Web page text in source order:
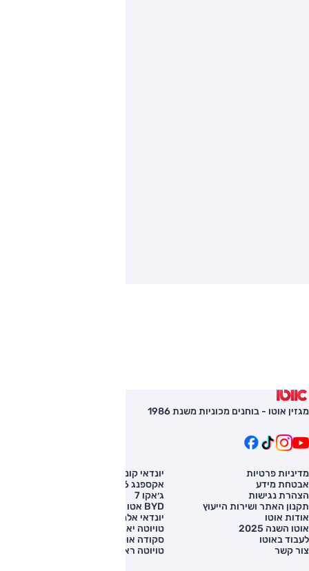
מגזין אוטו - בוחנים מכוניות משנת 1986
מדיניות פרטיות
אבטחת מידע
הצהרת נגישות
תקנון האתר ושירות הייעוץ
אודות אוטו
אוטו השנה 2025
לעבוד באוטו
צור קשר
יונדאי קונה
אקספנג G6
ג׳אקו 7
BYD אטו 3
יונדאי אלנטרה
טויוטה יאריס קרוס
סקודה אוקטביה
טויוטה ראב 4